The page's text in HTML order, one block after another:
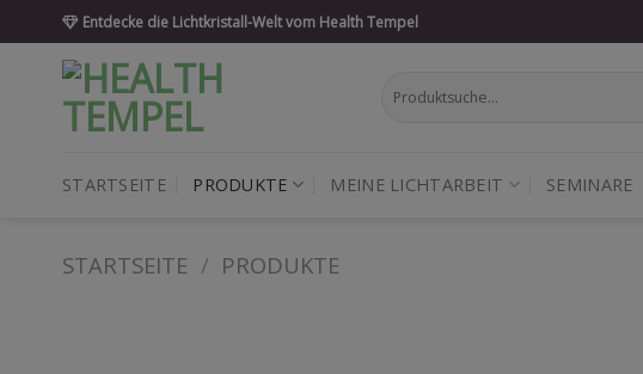
to
content
Entdecke die Lichtkristall-Welt vom Health Tempel
nach:
STARTSEITE PRODUKTE MEINE LICHTARBEIT SEMINARE
STARTSEITE / PRODUKTE